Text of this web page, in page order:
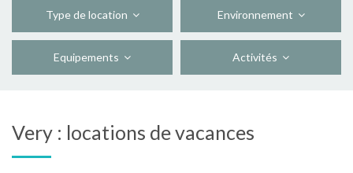
Type de location Environnement
Equipements Activités
Very : locations de vacances